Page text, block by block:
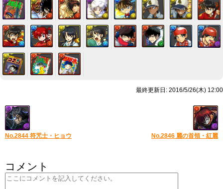
最終更新日: 2016/5/26(木) 12:00
No.2844 符咒士・ヒョウ No.2846 麗の首領・紅麗
コメント